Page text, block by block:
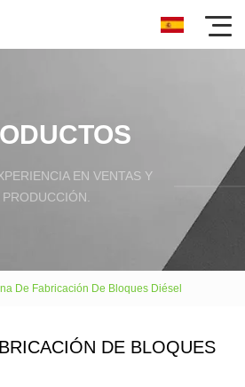
EN VENTAS Y
PRODUCCIÓN.
De Fabricación De Bloques Diésel
DE BLOQUES